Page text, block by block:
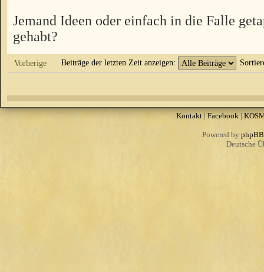
Jemand Ideen oder einfach in die Falle
gehabt?
Vorherige Beiträge der letzten Zeit anzeigen:
Kontakt|Facebook|
Powered by phpBB
Deutsche